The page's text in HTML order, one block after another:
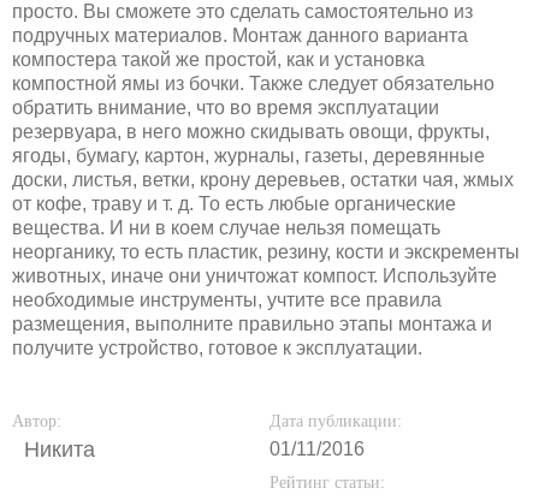
просто. Вы сможете это сделать самостоятельно из
подручных материалов. Монтаж данного варианта
компостера такой же простой, как и установка
компостной ямы из бочки. Также следует обязательно
обратить внимание, что во время эксплуатации
резервуара, в него можно скидывать овощи, фрукты,
ягоды, бумагу, картон, журналы, газеты, деревянные
доски, листья, ветки, крону деревьев, остатки чая, жмых
от кофе, траву и т. д. То есть любые органические
вещества. И ни в коем случае нельзя помещать
неорганику, то есть пластик, резину, кости и экскременты
животных, иначе они уничтожат компост. Используйте
необходимые инструменты, учтите все правила
размещения, выполните правильно этапы монтажа и
получите устройство, готовое к эксплуатации.
Автор:
Никита
Дата публикации:
01/11/2016
Рейтинг статьи: